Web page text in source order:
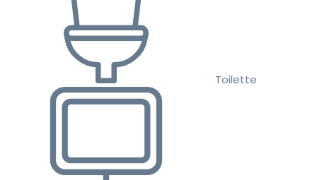
Toilette